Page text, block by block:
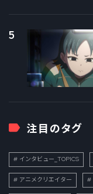
5
注目のタグ
インタビュー_TOPICS
アニメクリエイター